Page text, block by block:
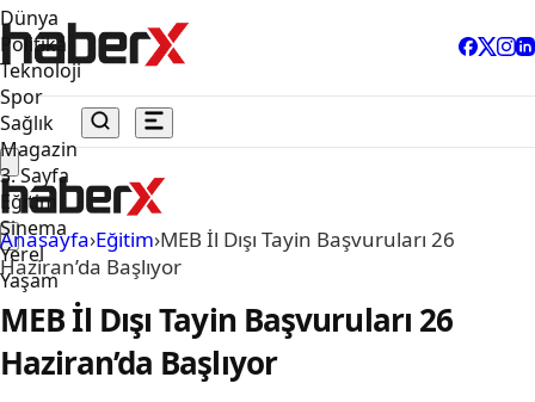
Dünya
Politika
Teknoloji
Spor
Sağlık
Magazin
3. Sayfa
Eğitim
Sinema
Yerel
Yaşam
Anasayfa›Eğitim›MEB İl Dışı Tayin Başvuruları 26
Haziran’da Başlıyor
MEB İl Dışı Tayin Başvuruları 26
Haziran’da Başlıyor